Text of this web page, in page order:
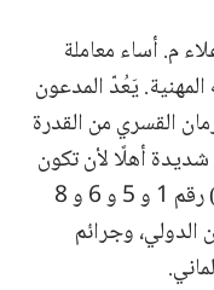
م. أساء معاملة
يَعُدّ المدعون
القسري من القدرة
أهلًا لأن تكون
جرائم ضد الإنسانية وفقًا للفقرة 7 (1) رقم 1 و 5 و 6 و 8
الدولي، وجرائم